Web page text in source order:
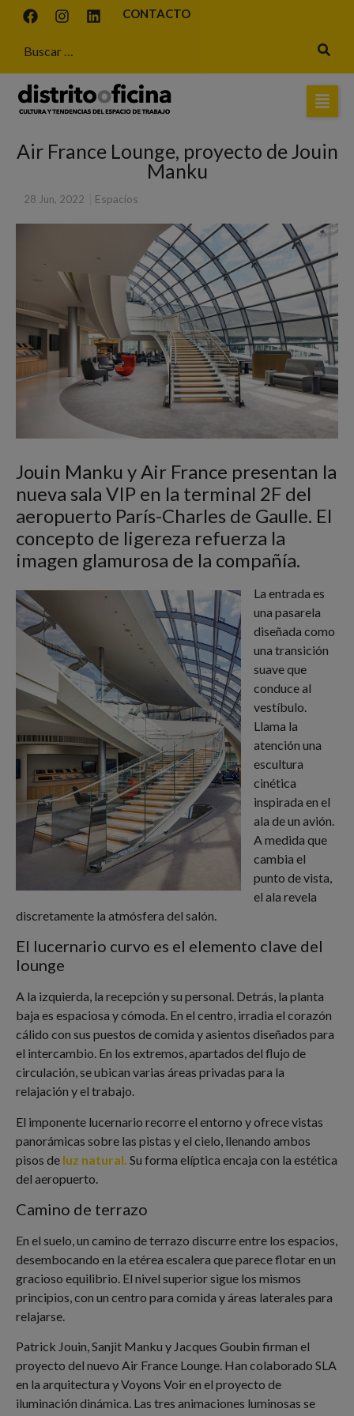
CONTACTO
Air France Lounge, proyecto de Jouin
Manku
28 Jun, 2022 Espacios
Jouin Manku y Air France presentan la
nueva sala VIP en la terminal 2F del
aeropuerto París-Charles de Gaulle. El
concepto de ligereza refuerza la
imagen glamurosa de la compañía.
La entrada es
una pasarela
diseñada como
una transición
suave que
conduce al
vestíbulo.
Llama la
atención una
escultura
cinética
inspirada en el
ala de un avión.
A medida que
cambia el
punto de vista,
el ala revela
discretamente la atmósfera del salón.
El lucernario curvo es el elemento clave del
lounge
A la izquierda, la recepción y su personal. Detrás, la planta
baja es espaciosa y cómoda. En el centro, irradia el corazón
cálido con sus puestos de comida y asientos diseñados para
el intercambio. En los extremos, apartados del flujo de
circulación, se ubican varias áreas privadas para la
relajación y el trabajo.
El imponente lucernario recorre el entorno y ofrece vistas
panorámicas sobre las pistas y el cielo, llenando ambos
pisos de luz natural. Su forma elíptica encaja con la estética
del aeropuerto.
Camino de terrazo
En el suelo, un camino de terrazo discurre entre los espacios,
desembocando en la etérea escalera que parece flotar en un
gracioso equilibrio. El nivel superior sigue los mismos
principios, con un centro para comida y áreas laterales para
relajarse.
Patrick Jouin, Sanjit Manku y Jacques Goubin firman el
proyecto del nuevo Air France Lounge. Han colaborado SLA
en la arquitectura y Voyons Voir en el proyecto de
iluminación dinámica. Las tres animaciones luminosas se